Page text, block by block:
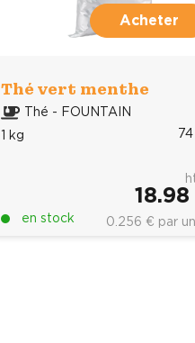
Acheter
Thé vert menthe
Thé - FOUNTAIN
1 kg
74
en stock 0.256 € par